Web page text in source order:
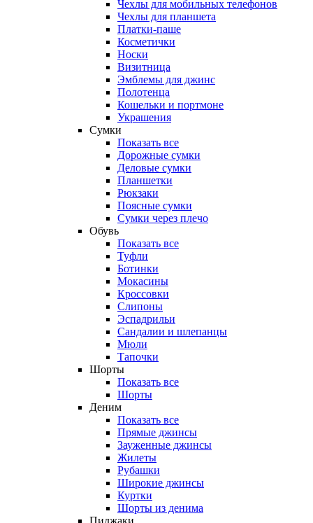
Чехлы для мобильных телефонов
Чехлы для планшета
Платки-паше
Косметички
Носки
Визитница
Эмблемы для джинс
Полотенца
Кошельки и портмоне
Украшения
Сумки
Показать все
Дорожные сумки
Деловые сумки
Планшетки
Рюкзаки
Поясные сумки
Сумки через плечо
Обувь
Показать все
Туфли
Ботинки
Мокасины
Кроссовки
Слипоны
Эспадрильи
Сандалии и шлепанцы
Мюли
Тапочки
Шорты
Показать все
Шорты
Деним
Показать все
Прямые джинсы
Зауженные джинсы
Жилеты
Рубашки
Широкие джинсы
Куртки
Шорты из денима
Пиджаки